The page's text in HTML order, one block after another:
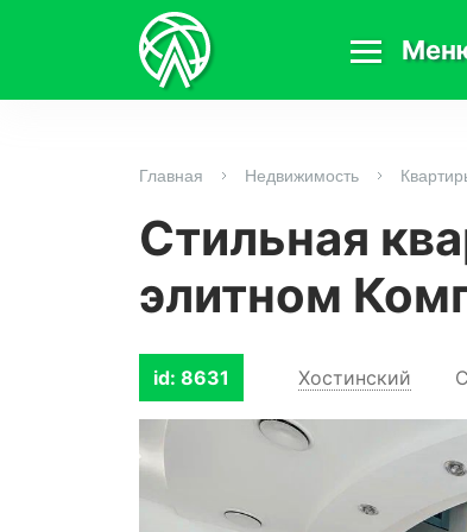
Главная Недвижимость
Стильная
элитном
id: 8631 Хостинский